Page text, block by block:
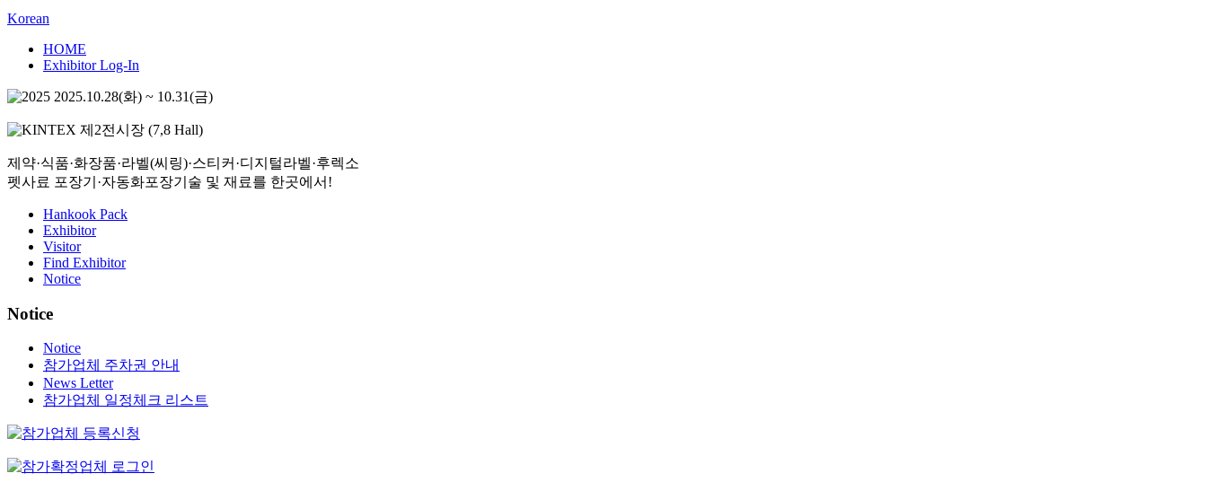
Korean
HOME
Exhibitor Log-In
2025.10.28(화) ~ 10.31(금)
제2전시장 (7,8 Hall)
제약·식품·화장품·라벨(씨링)·스티커 ·디지털라벨·후렉소
펫사료 포장기 ·자동화포장기술 및 재료를 한곳에서!
Hankook Pack
Exhibitor
Visitor
Find Exhibitor
Notice
Notice
Notice
참가업체 주차권 안내
News Letter
참가업체 일정체크 리스트